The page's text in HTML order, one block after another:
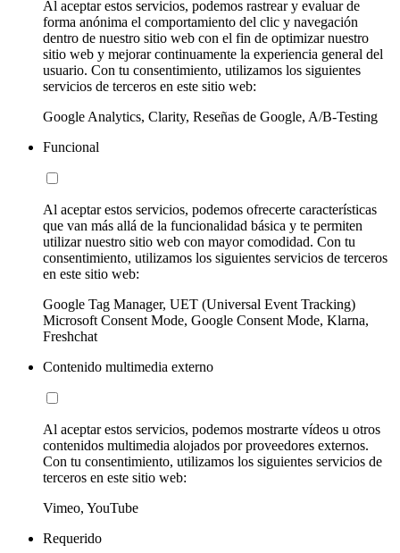
Al aceptar estos servicios, podemos rastrear y evaluar de
forma anónima el comportamiento del clic y navegación
dentro de nuestro sitio web con el fin de optimizar nuestro
sitio web y mejorar continuamente la experiencia general del
usuario. Con tu consentimiento, utilizamos los siguientes
servicios de terceros en este sitio web:
Google Analytics, Clarity, Reseñas de Google, A/B-Testing
Funcional
Al aceptar estos servicios, podemos ofrecerte características
que van más allá de la funcionalidad básica y te permiten
utilizar nuestro sitio web con mayor comodidad. Con tu
consentimiento, utilizamos los siguientes servicios de terceros
en este sitio web:
Google Tag Manager, UET (Universal Event Tracking)
Microsoft Consent Mode, Google Consent Mode, Klarna,
Freshchat
Contenido multimedia externo
Al aceptar estos servicios, podemos mostrarte vídeos u otros
contenidos multimedia alojados por proveedores externos.
Con tu consentimiento, utilizamos los siguientes servicios de
terceros en este sitio web:
Vimeo, YouTube
Requerido